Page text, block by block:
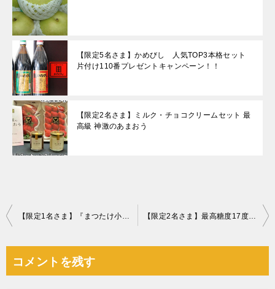
【限定5名さま】かめびし 人気TOP3本格セット
片付け110番プレゼントキャンペーン！！
【限定2名さま】ミルク・チョコクリームセット 最
高級 神激のあまおう
投
ビ
コメントを残す